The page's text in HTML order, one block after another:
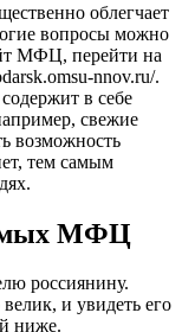
облегчает
вопросы можно
МФЦ, перейти на
nnov.ru/.
в себе
свежие
возможность
тем самым
МФЦ
россиянину.
и увидеть его
ниже.